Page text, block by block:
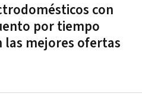
con
por tiempo
las mejores ofertas